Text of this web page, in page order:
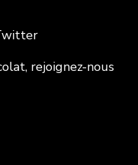
rejoignez-nous